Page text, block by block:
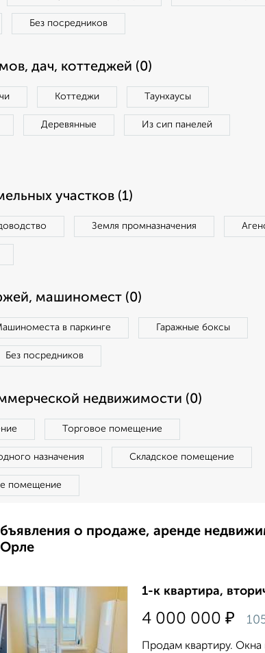
Без посредников
дач, коттеджей (0)
Коттеджи Таунхаусы
Деревянные Из сип панелей
участков (1)
Земля промназначения
машиномест (0)
в паркинге Гаражные боксы
Без посредников
недвижимости (0)
Торговое помещение
назначения Складское помещение
помещение
о продаже, аренде
1-к квартира,
4 000 000 ₽
Продам квартиру. Окна